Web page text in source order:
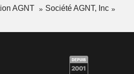
AGNT
Société AGNT, Inc